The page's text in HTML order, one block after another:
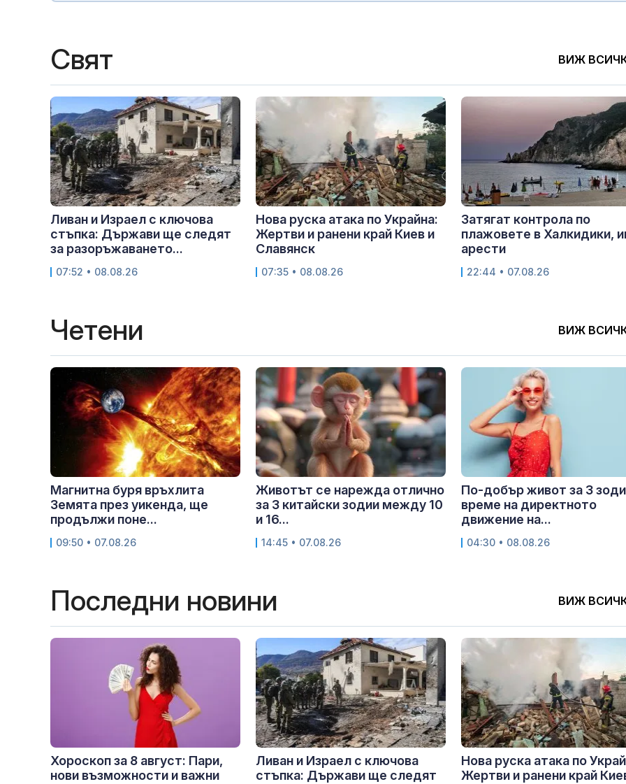
Свят ВИЖ
Ливан и Израел с ключова
стъпка: Държави ще следят
за разоръжаването...
07:52 • 08.08.26
Нова руска атака по Украйна:
Жертви и ранени край Киев и
Славянск
07:35 • 08.08.26
Затягат контрола по
плажовете в Халкидики,
арести
22:44 • 07.08.26
Четени ВИЖ
Магнитна буря връхлита
Земята през уикенда, ще
продължи поне...
09:50 • 07.08.26
Животът се нарежда отлично
за 3 китайски зодии между 10
и 16...
14:45 • 07.08.26
По-добър живот за 3
време на директното
движение на...
04:30 • 08.08.26
Последни новини ВИЖ
Хороскоп за 8 август: Пари,
нови възможности и важни
Ливан и Израел с ключова
стъпка: Държави ще следят
Нова руска атака по
Жертви и ранени край